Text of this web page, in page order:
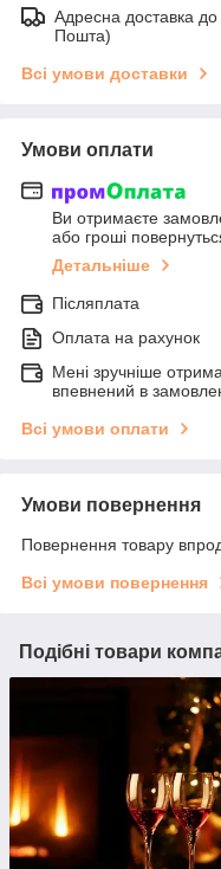
Адресна доставка
Пошта)
Всі умови доставки
Умови оплати
Ви отримаєте
або гроші
Детальніше
Післяплата
Оплата на рахунок
Мені зручніше
впевнений в
Всі умови оплати
Умови повернення
Повернення товару
Всі умови повернення
Подібні товари